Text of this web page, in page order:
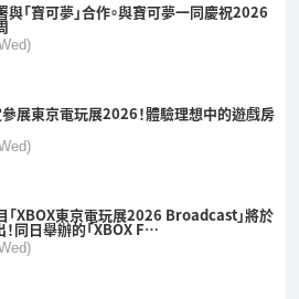
「寶可夢」合作。與寶可夢一同慶祝2026
參展東京電玩展2026！體驗理想中的遊戲房
「XBOX東京電玩展2026 Broadcast」將於
同日舉辦的「XBOX F…